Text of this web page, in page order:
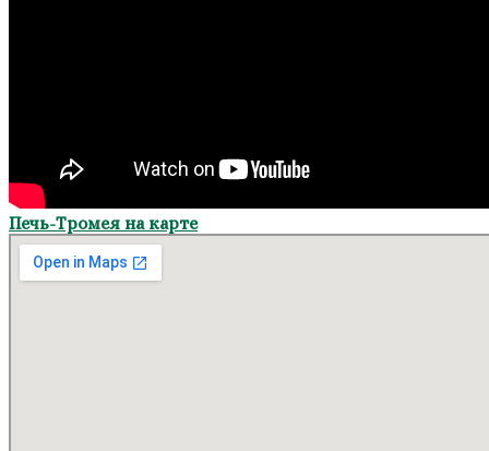
Печь-Тромея на карте